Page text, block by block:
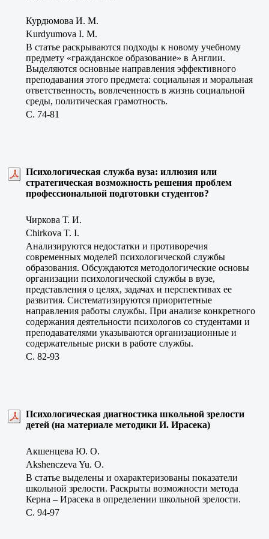
Курдюмова И. М.
Kurdyumova I. M.
В статье раскрываются подходы к новому учебному
предмету «гражданское образование» в Англии.
Выделяются основные направления эффективного
преподавания этого предмета: социальная и моральная
ответственность, вовлеченность в жизнь социальной
среды, политическая грамотность.
C. 74-81
Психологическая служба вуза: иллюзия или
стратегическая возможность решения проблем
профессиональной подготовки студентов?
Чиркова Т. И.
Chirkova T. I.
Анализируются недостатки и противоречия
современных моделей психологической службы
образования. Обсуждаются методологические основы
организации психологической службы в вузе,
представления о целях, задачах и перспективах ее
развития. Систематизируются приоритетные
направления работы службы. При анализе конкретного
содержания деятельности психологов со студентами и
преподавателями указываются организационные и
содержательные риски в работе службы.
C. 82-93
Психологическая диагностика школьной зрелости
детей (на материале методики И. Ирасека)
Акшенцева Ю. О.
Akshenczeva Yu. O.
В статье выделены и охарактеризованы показатели
школьной зрелости. Раскрыты возможности метода
Керна – Ирасека в определении школьной зрелости.
C. 94-97